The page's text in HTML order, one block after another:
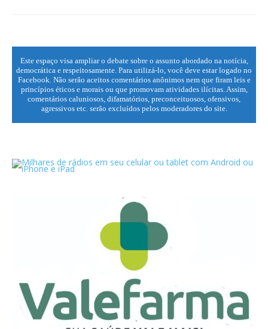
Este espaço visa ampliar o debate sobre o assunto abordado na notícia,
democrática e respeitosamente. Para utilizá-lo, você deve estar logado no
Facebook. Não serão aceitos comentários anônimos nem que firam leis e
princípios éticos e morais ou que promovam atividades ilícitas. Assim,
comentários caluniosos, difamatórios, preconceituosos, ofensivos,
agressivos etc. serão excluídos pelos moderadores do site.